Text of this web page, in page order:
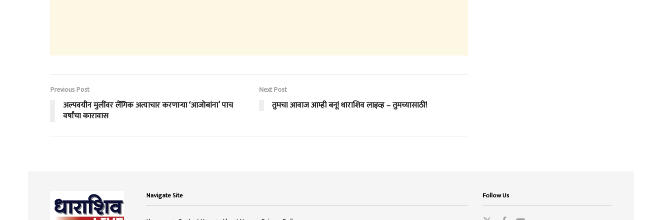
Previous Post
अल्पवयीन मुलींवर लैंगिक अत्याचार करणाऱ्या ‘आजोबांना’ पाच
वर्षांचा कारावास
Next Post
तुमचा आवाज आम्ही बनू! धाराशिव लाइव्ह – तुमच्यासाठी!
Navigate Site Follow Us